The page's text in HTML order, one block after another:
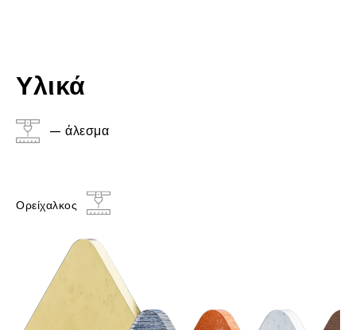
Υλικά
– άλεσμα
Ορείχαλκος